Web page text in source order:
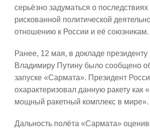
серьёзно задуматься о последствиях
рискованной политической
отношению к России и её союзникам.
Ранее, 12 мая, в докладе президенту
Владимиру Путину было сообщено
запуске «Сармата». Президент
охарактеризовал данную ракету как
мощный ракетный комплекс в мире».
Дальность полёта «Сармата»